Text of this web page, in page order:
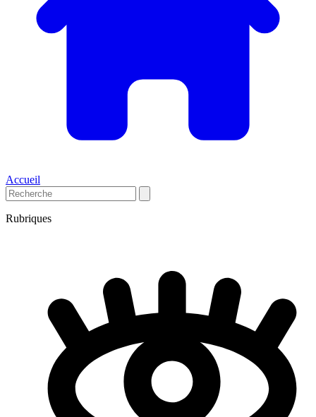
Accueil
Rubriques